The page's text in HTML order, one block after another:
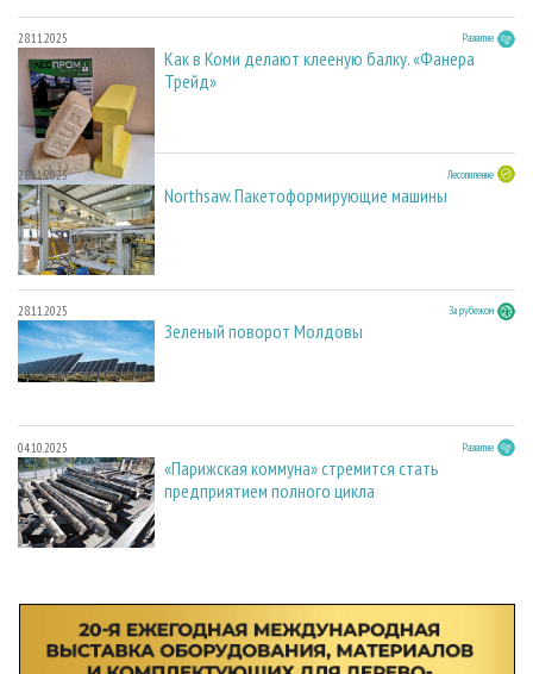
28.11.2025 Развитие
Как в Коми делают клееную балку. «Фанера
Трейд»
28.11.2025 Лесопиление
Northsaw. Пакетоформирующие машины
28.11.2025 За рубежом
Зеленый поворот Молдовы
04.10.2025 Развитие
«Парижская коммуна» стремится стать
предприятием полного цикла